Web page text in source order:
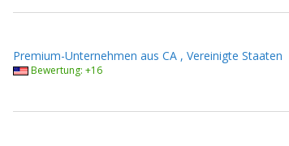
Premium-Unternehmen aus CA , Vereinigte Staaten
Bewertung: +16